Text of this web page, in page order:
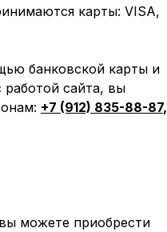
карты: VISA,
банковской карты и
сайта, вы
+7 (912) 835-88-87,
можете приобрести